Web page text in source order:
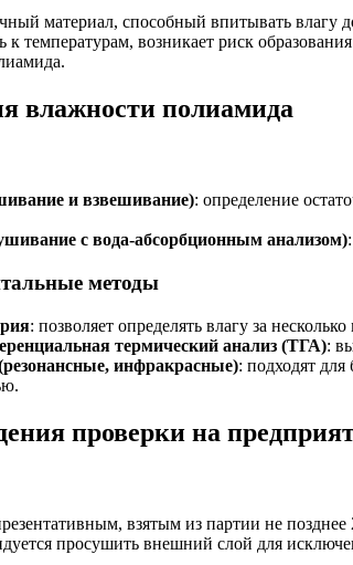
материал, способный впитывать влагу
к температурам, возникает риск
влажности полиамида
и взвешивание): определение
с вода-абсорбционным анализом)
методы
: позволяет определять влагу за
термический анализ (ТГА):
инфракрасные): подходят
проверки на
взятым из партии не позднее
просушить внешний слой для